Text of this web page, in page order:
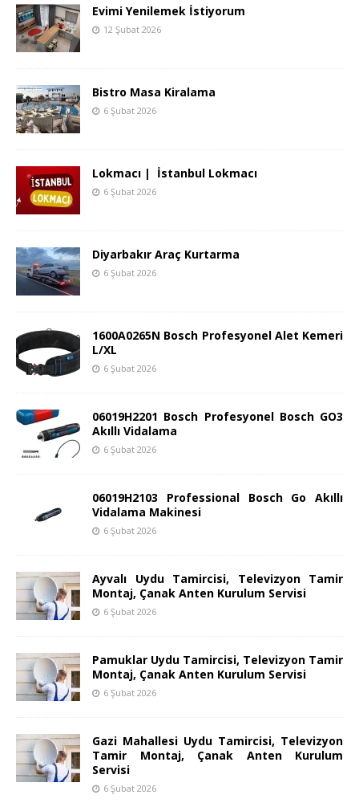
Evimi Yenilemek İstiyorum
12 Şubat 2026
Bistro Masa Kiralama
6 Şubat 2026
Lokmacı | İstanbul Lokmacı
6 Şubat 2026
Diyarbakır Araç Kurtarma
6 Şubat 2026
1600A0265N Bosch Profesyonel Alet Kemeri
L/XL
6 Şubat 2026
06019H2201 Bosch Profesyonel Bosch GO3
Akıllı Vidalama
6 Şubat 2026
06019H2103 Professional Bosch Go Akıllı
Vidalama Makinesi
6 Şubat 2026
Ayvalı Uydu Tamircisi, Televizyon Tamir
Montaj, Çanak Anten Kurulum Servisi
6 Şubat 2026
Pamuklar Uydu Tamircisi, Televizyon Tamir
Montaj, Çanak Anten Kurulum Servisi
6 Şubat 2026
Gazi Mahallesi Uydu Tamircisi, Televizyon
Tamir Montaj, Çanak Anten Kurulum
Servisi
6 Şubat 2026